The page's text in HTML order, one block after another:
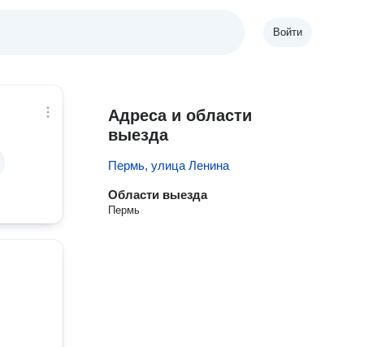
Войти
Адреса и области
выезда
Пермь, улица Ленина
Области выезда
Пермь